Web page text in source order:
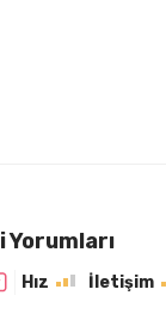
Yorumları
Hız İletişim